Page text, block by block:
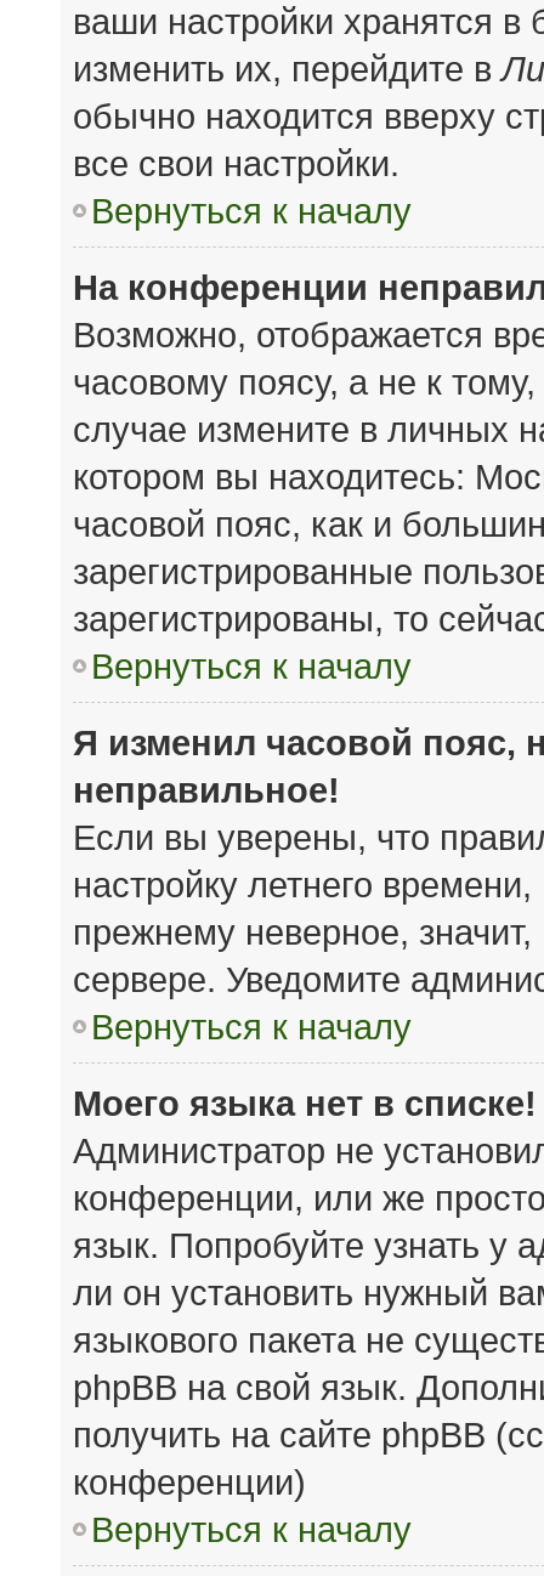
ваши настройки хранятся
изменить их, перейдите в
обычно находится вверху
все свои настройки.
Вернуться к началу
На конференции
Возможно, отображается
часовому поясу, а не к
случае измените в личных
котором вы находитесь:
часовой пояс, как и
зарегистрированные
зарегистрированы, то
Вернуться к началу
Я изменил часовой пояс,
неправильное!
Если вы уверены, что
настройку летнего
прежнему неверное,
сервере. Уведомите
Вернуться к началу
Моего языка нет в списке!
Администратор не
конференции, или же
язык. Попробуйте узнать у
ли он установить нужный
языкового пакета не
phpBB на свой язык.
получить на сайте phpBB
конференции)
Вернуться к началу